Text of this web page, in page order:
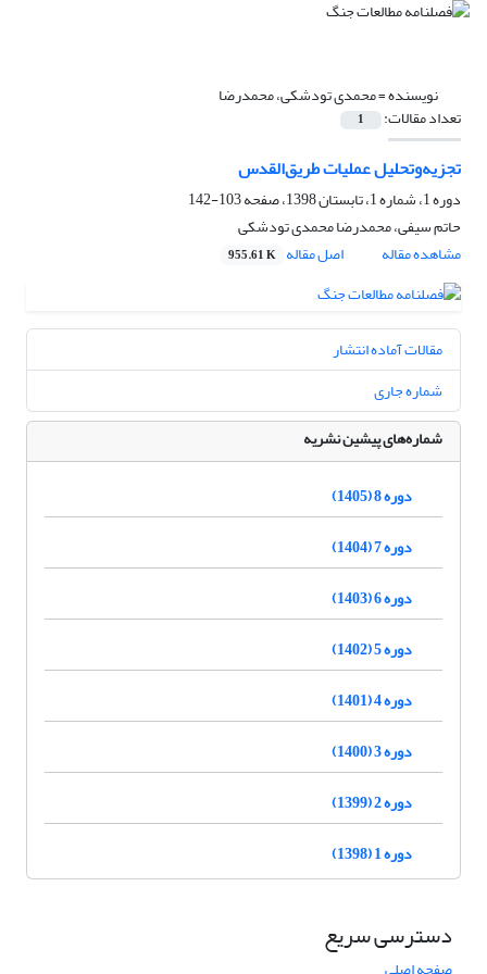
نویسنده =محمدی تودشکی، محمدرضا
تعداد مقالات: 1
تجزیه‌وتحلیل عملیات طریق‌القدس
دوره 1، شماره 1، تابستان 1398، صفحه
103-142
حاتم سیفی، محمدرضا محمدی تودشکی
مشاهده مقاله
اصل مقاله 955.61 K
مقالات آماده انتشار
شماره جاری
شماره‌های پیشین نشریه
دوره 8 (1405)
دوره 7 (1404)
دوره 6 (1403)
دوره 5 (1402)
دوره 4 (1401)
دوره 3 (1400)
دوره 2 (1399)
دوره 1 (1398)
دسترسی سریع